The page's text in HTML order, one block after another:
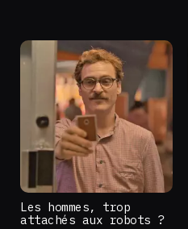
Les hommes, trop
attachés aux robots ?